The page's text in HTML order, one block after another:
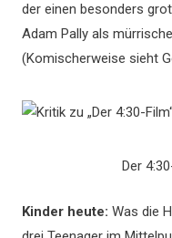
der einen besonders
Adam Pally als
(Komischerweise sieht
Der
Kinder heute: Was die